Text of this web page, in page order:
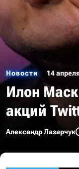
Новости 14
Илон Маск
акций
Александр Лазарчук